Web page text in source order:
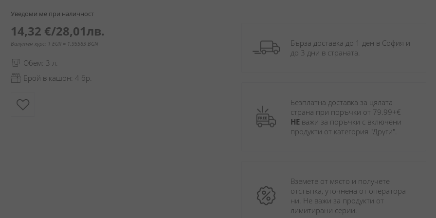
Уведоми ме при наличност
14,32 €/28,01лв.
Валутен курс: 1 EUR = 1.95583 BGN
Обем: 3 л.
Брой в кашон: 4 бр.
Бърза доставка до 1 ден в София и
до 3 дни в страната.
Безплатна доставка за цялата
НЕ важи за поръчки с включени
продукти от категория "Други".
Вземете от място и получете
отстъпка, уточнена от оператора
ни. Не важи за продукти от
лимитирани серии.